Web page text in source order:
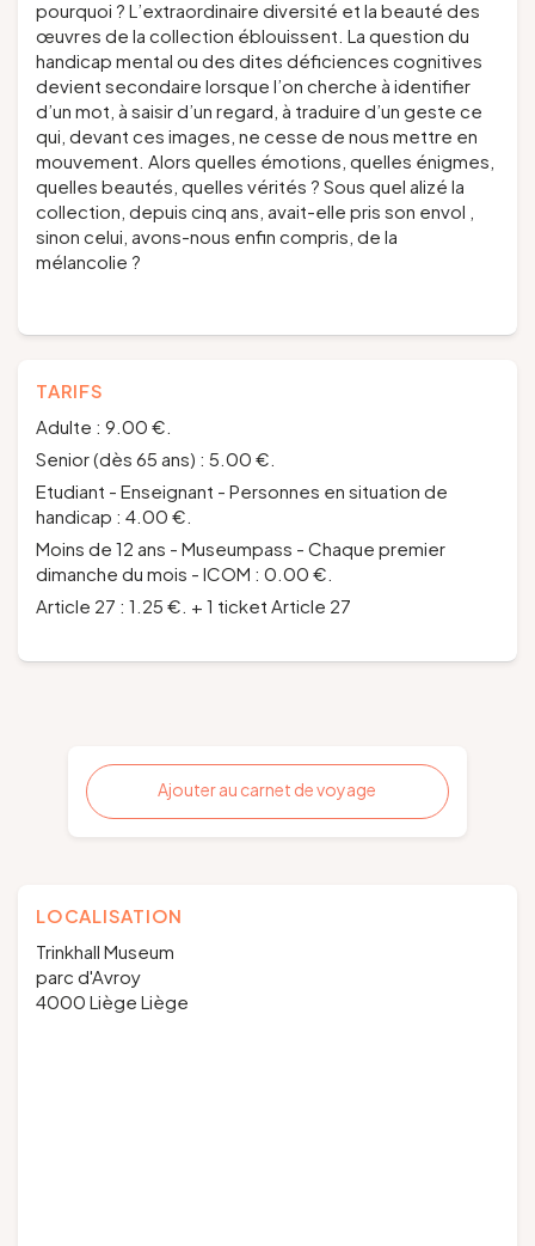
pourquoi ? L’extraordinaire diversité et la beauté des
œuvres de la collection éblouissent. La question du
handicap mental ou des dites déficiences cognitives
devient secondaire lorsque l’on cherche à identifier
d’un mot, à saisir d’un regard, à traduire d’un geste ce
qui, devant ces images, ne cesse de nous mettre en
mouvement. Alors quelles émotions, quelles énigmes,
quelles beautés, quelles vérités ? Sous quel alizé la
collection, depuis cinq ans, avait-elle pris son envol ,
sinon celui, avons-nous enfin compris, de la
mélancolie ?
TARIFS
Adulte : 9.00 €.
Senior (dès 65 ans) : 5.00 €.
Etudiant - Enseignant - Personnes en situation de
handicap : 4.00 €.
Moins de 12 ans - Museumpass - Chaque premier
dimanche du mois - ICOM : 0.00 €.
Article 27 : 1.25 €. + 1 ticket Article 27
Ajouter au carnet de voyage
LOCALISATION
Trinkhall Museum
parc d'Avroy
4000 Liège Liège